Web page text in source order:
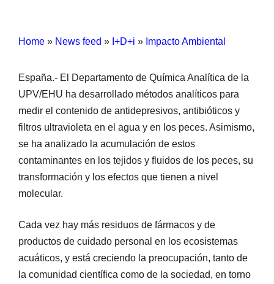
Home » News feed » I+D+i » Impacto Ambiental
España.- El Departamento de Química Analítica de la
UPV/EHU ha desarrollado métodos analíticos para
medir el contenido de antidepresivos, antibióticos y
filtros ultravioleta en el agua y en los peces. Asimismo,
se ha analizado la acumulación de estos
contaminantes en los tejidos y fluidos de los peces, su
transformación y los efectos que tienen a nivel
molecular.
Cada vez hay más residuos de fármacos y de
productos de cuidado personal en los ecosistemas
acuáticos, y está creciendo la preocupación, tanto de
la comunidad científica como de la sociedad, en torno